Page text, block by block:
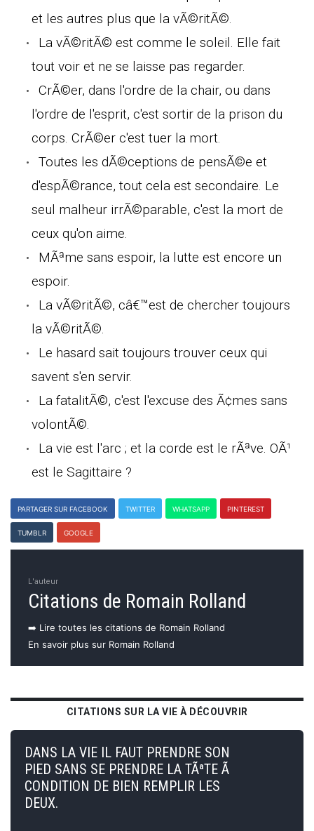
et les autres plus que la vÃ©ritÃ©.
La vÃ©ritÃ© est comme le soleil. Elle fait
tout voir et ne se laisse pas regarder.
CrÃ©er, dans l'ordre de la chair, ou dans
l'ordre de l'esprit, c'est sortir de la prison du
corps. CrÃ©er c'est tuer la mort.
Toutes les dÃ©ceptions de pensÃ©e et
d'espÃ©rance, tout cela est secondaire. Le
seul malheur irrÃ©parable, c'est la mort de
ceux qu'on aime.
MÃªme sans espoir, la lutte est encore un
espoir.
La vÃ©ritÃ©, câ€™est de chercher toujours
la vÃ©ritÃ©.
Le hasard sait toujours trouver ceux qui
savent s'en servir.
La fatalitÃ©, c'est l'excuse des Ã¢mes sans
volontÃ©.
La vie est l'arc ; et la corde est le rÃªve. OÃ¹
est le Sagittaire ?
PARTAGER SUR FACEBOOK TWITTER WHATSAPP PINTEREST
TUMBLR GOOGLE
L'auteur
Citations de Romain Rolland
➡️ Lire toutes les citations de Romain Rolland
En savoir plus sur Romain Rolland
CITATIONS SUR LA VIE À DÉCOUVRIR
DANS LA VIE IL FAUT PRENDRE SON
PIED SANS SE PRENDRE LA TÃªTE Ã
CONDITION DE BIEN REMPLIR LES
DEUX.